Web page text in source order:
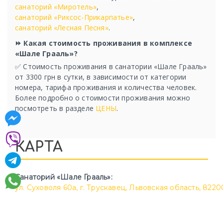
санаторий «Миротель»,
санаторий «Риксос-Прикарпатье»,
санаторий «Лесная Песня».
⏩ Какая стоимость проживания в комплексе
«Шале Грааль»?
✅ Стоимость проживания в санатории «Шале Грааль»
от 3300 грн в сутки, в зависимости от категории
номера, тарифа проживания и количества человек.
Более подробно о стоимости проживания можно
посмотреть в разделе ЦЕНЫ.
КАРТА
Санаторий «Шале Грааль»:
ул. Суховоля 60а, г. Трускавец, Львовская область,